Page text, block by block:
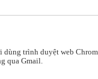
trình duyệt web
qua Gmail.